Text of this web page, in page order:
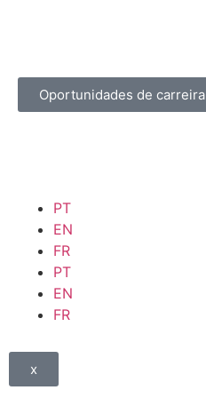
Oportunidades de carreira
PT
EN
FR
PT
EN
FR
x